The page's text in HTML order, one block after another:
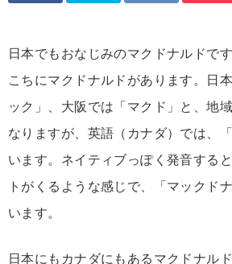
日本でもおなじみのマクドナルドで
こちにマクドナルドがあります。日
ック」、大阪では「マクド」と、地
なりますが、英語（カナダ）では、
います。ネイティブっぽく発音する
トがくるような感じで、「マックド
います。
日本にもカナダにもあるマクドナル